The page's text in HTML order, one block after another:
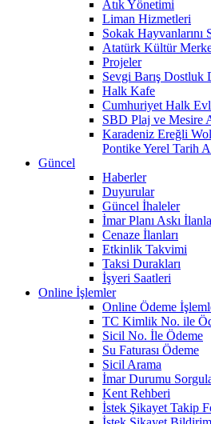
Atık Yönetimi
Liman Hizmetleri
Sokak Hayvanlarını
Atatürk Kültür
Projeler
Sevgi Barış Dostluk
Halk Kafe
Cumhuriyet Halk
SBD Plaj ve Mesire
Karadeniz Ereğli
Pontike Yerel Tarih
Güncel
Haberler
Duyurular
Güncel İhaleler
İmar Planı Askı
Cenaze İlanları
Etkinlik Takvimi
Taksi Durakları
İşyeri Saatleri
Online İşlemler
Online Ödeme
TC Kimlik No. ile
Sicil No. İle Ödeme
Su Faturası Ödeme
Sicil Arama
İmar Durumu
Kent Rehberi
İstek Şikayet Takip